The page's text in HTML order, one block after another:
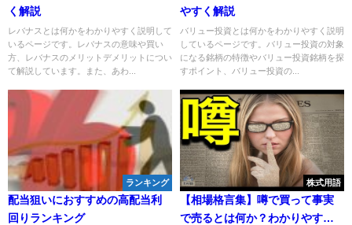
く解説
レバナスとは何かをわかりやすく説明して
いるページです。レバナスの意味や買い
方、レバナスのメリットデメリットについ
て解説しています。また、あわ...
やすく解説
バリュー投資とは何かをわかりやすく説明
しているページです。バリュー投資の対象
になる銘柄の特徴やバリュー投資銘柄を探
すポイント、バリュー投資の...
ランキング
配当狙いにおすすめの高配当利
回りランキング
株式用語
【相場格言集】噂で買って事実
で売るとは何か？わかりやすく